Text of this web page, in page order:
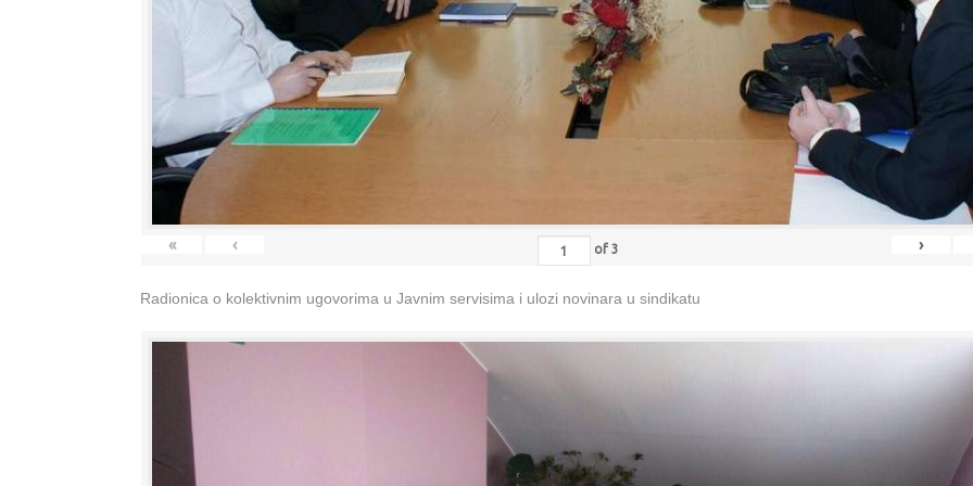
« ‹ of 3 ›
Radionica o kolektivnim ugovorima u Javnim servisima i ulozi novinara u sindikatu